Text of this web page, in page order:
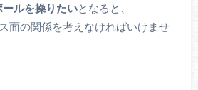
ルを操りたいとなると、
面の関係を考えなければいけませ